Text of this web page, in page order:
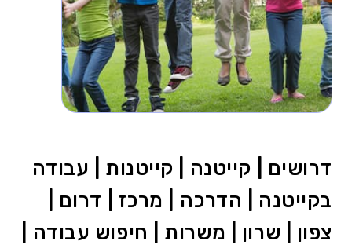
דרושים | קייטנה | קייטנות | עבודה
בקייטנה | הדרכה | מרכז | דרום |
צפון | שרון | משרות | חיפוש עבודה |